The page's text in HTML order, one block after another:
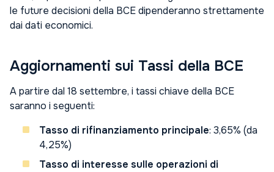
le future decisioni della BCE dipenderanno strettamente
dai dati economici.
Aggiornamenti sui Tassi della BCE
A partire dal 18 settembre, i tassi chiave della BCE
saranno i seguenti:
Tasso di rifinanziamento principale: 3,65% (da
4,25%)
Tasso di interesse sulle operazioni di